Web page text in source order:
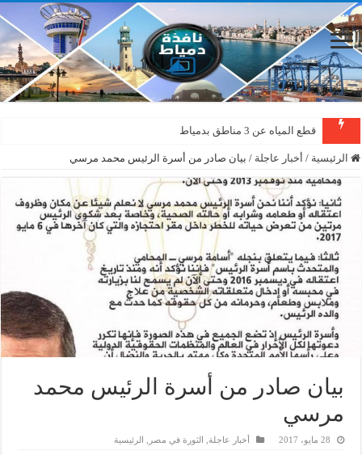
قطع المياه عن 3 مناطق بدمياط
الرئيسية / أخبار عاجلة / بيان صادر من أسرة الرئيس محمد مرسي
بيان صادر من أسرة الرئيس محمد
مرسي
28 مايو، 2017 أخبار عاجلة الثورة في مصر الرئيسية